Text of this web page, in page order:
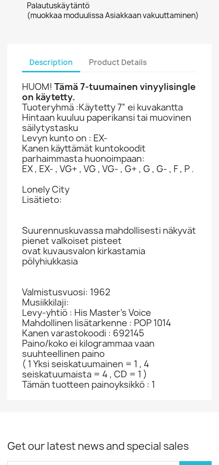
Palautuskäytäntö
(muokkaa moduulissa Asiakkaan vakuuttaminen)
Description Product Details
HUOM! Tämä 7-tuumainen vinyylisingle
on käytetty.
Tuoteryhmä :Käytetty 7” ei kuvakantta
Hintaan kuuluu paperikansi tai muovinen
säilytystasku
Levyn kunto on : EX-
Kanen käyttämät kuntokoodit
parhaimmasta huonoimpaan:
EX , EX- , VG+ , VG , VG- , G+ , G , G- , F , P .
Lonely City
Lisätieto:
Suurennuskuvassa mahdollisesti näkyvät
pienet valkoiset pisteet
ovat kuvausvalon kirkastamia
pölyhiukkasia
Valmistusvuosi: 1962
Musiikkilaji:
Levy-yhtiö : His Master's Voice
Mahdollinen lisätarkenne : POP 1014
Kanen varastokoodi : 692145
Paino/koko ei kilogrammaa vaan
suuhteellinen paino
( 1 Yksi seiskatuumainen = 1 , 4
seiskatuumaista = 4 , CD = 1 )
Tämän tuotteen painoyksikkö : 1
Get our latest news and special sales